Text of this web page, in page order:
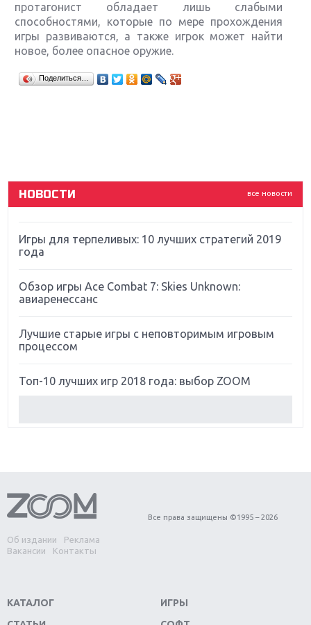
протагонист обладает лишь слабыми
способностями, которые по мере прохождения
игры развиваются, а также игрок может найти
новое, более опасное оружие.
Поделиться…
все новости
НОВОСТИ
Крупнейшие релизы мая: Nintendo, Microsoft и
Sony
Far Cry 5: хвалить нельзя ругать
Игры для терпеливых: 10 лучших стратегий 2019
года
Обзор игры Ace Combat 7: Skies Unknown:
авиаренессанс
Лучшие старые игры с неповторимым игровым
процессом
Топ-10 лучших игр 2018 года: выбор ZOOM
Обзор игры Forza Horizon 4: вершина эволюции
Две важных новинки для консолей: Spider-Man и
Divinity Original Sin 2
Switch
Об издании
Реклама
Вакансии
Контакты
Все права защищены ©1995 – 2026
КАТАЛОГ
ИГРЫ